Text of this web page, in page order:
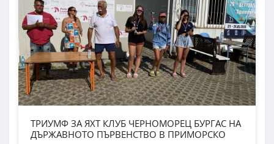
ТРИУМФ ЗА ЯХТ КЛУБ ЧЕРНОМОРЕЦ БУРГАС НА
ДЪРЖАВНОТО ПЪРВЕНСТВО В ПРИМОРСКО